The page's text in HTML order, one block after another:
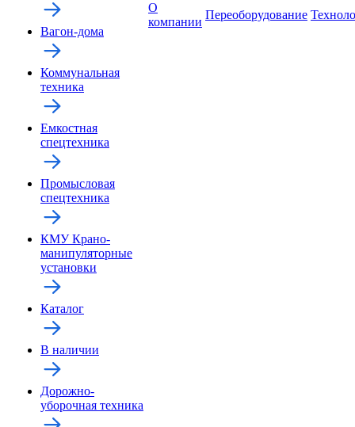
Вагон-дома
Коммунальная
техника
Емкостная
спецтехника
Промысловая
спецтехника
КМУ Крано-
манипуляторные
установки
Каталог
В наличии
Дорожно-
уборочная техника
О
компании
Переоборудование